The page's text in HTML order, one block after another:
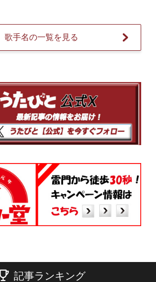
歌手名の一覧を見る
記事ランキング